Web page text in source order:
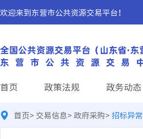
欢迎来到东营市公共资源交易平台！
首页 政策法规 政务动态
首页> 交易信息>政府采购>招标异常